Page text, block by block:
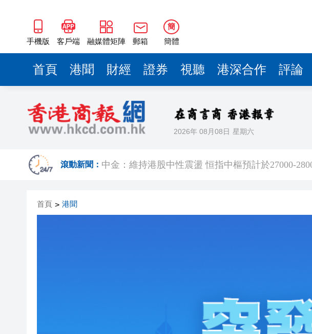
手機版 客戶端 融媒體矩陣 郵箱
簡
簡體
首頁 港聞 財經 證券 視聽 港深合作 評論
2026年 08月08日 星期六
滾動新聞：
港深地名故事丨從鹽田村到鹽田港
韓國金融監督院向渣打等5家銀行罰款6000億韓圜
嶺大聯合研究「AI＋可皺摺材料」 將皺紋變有用
陳茂波：信託業是重要基石 冀把握「金融＋」機遇
澳大利亞總理批美關稅措施毫無依據
中金：維持港股中性震盪 恒指中樞預計於27000-
中金：維持港股中性震盪 恒指中樞預計於27000-
首頁 > 港聞